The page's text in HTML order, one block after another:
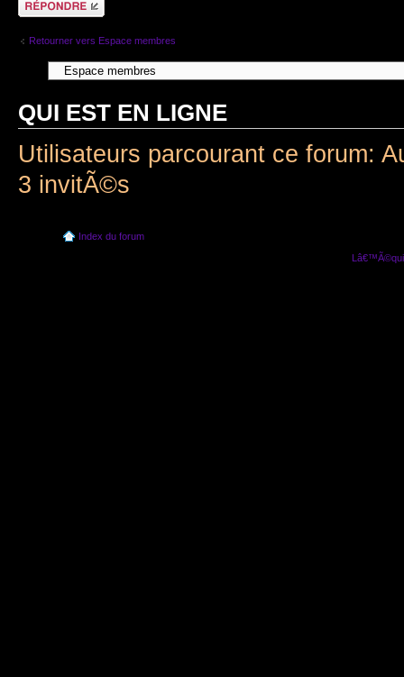
Retourner vers Espace membres
QUI EST EN LIGNE
Utilisateurs parcourant ce forum:
3 invitÃ©s
Index du forum